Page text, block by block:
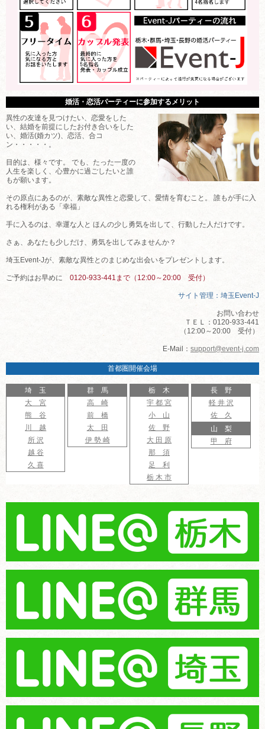
婚活・恋活パーティーに参加するメリット
異性の友達を見つけたい、恋愛をした
い、結婚を前提にしたお付き合いをした
い、婚活(婚カツ)、恋活、合コ
ン・・・・・。
目的は、様々です。 でも、たった一度の
人生を楽しく、心豊かに過ごしたいと誰
もが願います。
その原点にあるのが、素敵な異性と恋愛して、愛情を育むこと。 誰もが手に入
れる権利がある「幸福」
手に入るのは、幸運な人と ほんの少し勇気を出して、行動した人だけです。
さぁ、あなたも少しだけ、勇気を出してみませんか？
埼玉Event-Jが、素敵な異性とのまじめな出会いをプレゼントします。
ご予約はお早めに 0120-933-441まで（12:00～20:00 受付）
サイト管理：埼玉Event-J
お問い合わせ
ＴＥＬ：0120-933-441
（12:00～20:00 受付）
E-Mail： support@event-j.com
首都圏開催会場
埼 玉
大 宮
熊 谷
川 越
所 沢
越 谷
久 喜
群 馬
高 崎
前 橋
太 田
伊 勢 崎
栃 木
宇 都 宮
小 山
佐 野
大 田 原
那 須
足 利
栃 木 市
長 野
軽 井 沢
佐 久
山 梨
甲 府